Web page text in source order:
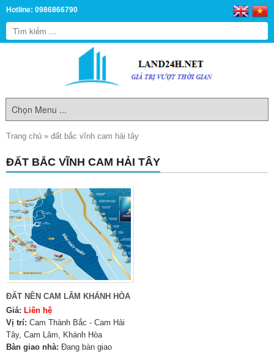
Hotline: 0986866790
Trang chủ » đất bắc vĩnh cam hải tây
ĐẤT BẮC VĨNH CAM HẢI TÂY
ĐẤT NỀN CAM LÂM KHÁNH HÒA
Giá: Liên hệ
Vị trí: Cam Thành Bắc - Cam Hải
Tây, Cam Lâm, Khánh Hòa
Bàn giao nhà: Đang bàn giao